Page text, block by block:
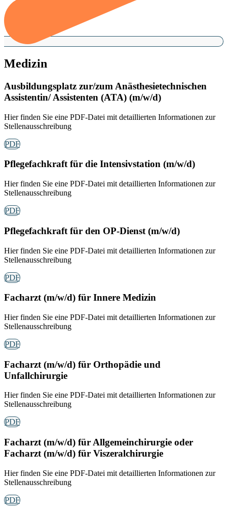
Medizin
Ausbildungsplatz zur/zum Anästhesietechnischen
Assistentin/ Assistenten (ATA) (m/w/d)
Hier finden Sie eine PDF-Datei mit detaillierten Informationen zur
Stellenausschreibung
PDF
Pflegefachkraft für die Intensivstation (m/w/d)
Hier finden Sie eine PDF-Datei mit detaillierten Informationen zur
Stellenausschreibung
PDF
Pflegefachkraft für den OP-Dienst (m/w/d)
Hier finden Sie eine PDF-Datei mit detaillierten Informationen zur
Stellenausschreibung
PDF
Facharzt (m/w/d) für Innere Medizin
Hier finden Sie eine PDF-Datei mit detaillierten Informationen zur
Stellenausschreibung
PDF
Facharzt (m/w/d) für Orthopädie und
Unfallchirurgie
Hier finden Sie eine PDF-Datei mit detaillierten Informationen zur
Stellenausschreibung
PDF
Facharzt (m/w/d) für Allgemeinchirurgie oder
Facharzt (m/w/d) für Viszeralchirurgie
Hier finden Sie eine PDF-Datei mit detaillierten Informationen zur
Stellenausschreibung
PDF